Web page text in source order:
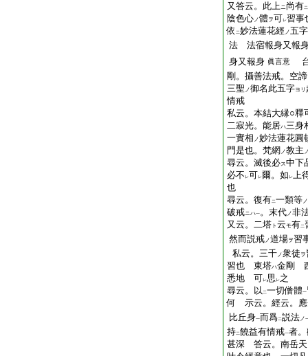
又答云。此上ニ尚有二
陰色心ノ體 ヲ可レ習事
依 二妙法蓮花經ノ五字
法 法宿報身又報
身又報身 眞言意
剛。攝善法戒。空
三聖 ノ御名此五字ヨリ
情戒
私云。本結大縁○釋
二寂光。能居ハ三身
一實相 ノ妙法蓮花圓
門是也。梵網 ノ教主
尋云。滅後必ス中下
必不 レ可レ爾。如 レ上
也
尋云。復有二一類等ノ
破戒ニハ一。末代ノ非
又云。二塔 ト 云モ有二
然而説戒ノ道場ヲ習
私云。三千ノ衆徒 ヲ
習也 東塔ハ金剛
悉地 可レ思 レ之
尋云。以 二一切僧體一
何 示云。經云。應
比丘身一而爲二説法ノ
持二饒益有情戒一者
甚深 答云。南岳天